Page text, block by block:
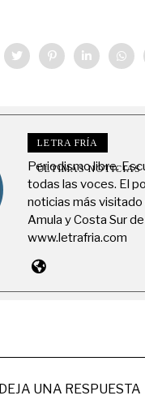
LETRA FRÍA
ÚLTIMAS NOTICIAS
Periodismo libre.
todas las voces. El
noticias más visitado
Amula y Costa Sur
www.letrafria.com
DEJA UNA RESPUESTA